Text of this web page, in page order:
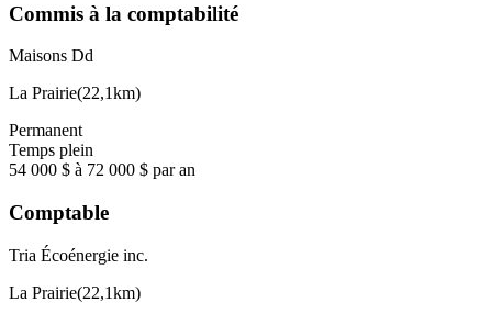
Commis à la comptabilité
Maisons Dd
La Prairie(22,1km)
Permanent
Temps plein
54 000 $ à 72 000 $ par an
Comptable
Tria Écoénergie inc.
La Prairie(22,1km)